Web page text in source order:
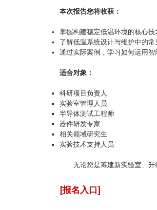
本次报告您将收获：
掌握构建稳定低温环境的核心
了解低温系统设计与维护中的
通过实际案例，学习如何运用
适合对象：
科研项目负责人
实验室管理人员
半导体测试工程师
器件研发专家
相关领域研究生
实验技术支持人员
无论您是筹建新实验室、
[报名入口]